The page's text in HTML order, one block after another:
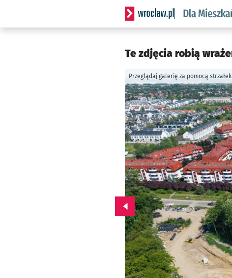
Serwis informacyjny
Te zdjęcia robią
Przeglądaj galerię za pomocą strzałek
Przejdź do poprzedniego